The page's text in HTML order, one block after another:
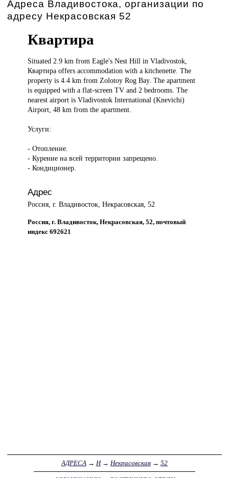
Адреса Владивостока, организации по
адресу Некрасовская 52
Квартира
Situated 2.9km from Eagle's Nest Hill in Vladivostok,
Квартира offers accommodation with a kitchenette. The
property is 4.4 km from Zolotoy Rog Bay. The apartment
is equipped with a flat-screen TV and 2 bedrooms. The
nearest airport is Vladivostok International (Knevichi)
Airport, 48 km from the apartment.
Услуги:
- Отопление.
- Курение на всей территории запрещено.
- Кондиционер.
Адрес
Россия, г. Владивосток, Некрасовская, 52
Россия, г. Владивосток, Некрасовская, 52, почтовый
индекс 692621
АДРЕСА → Н→ Некрасовская → 52